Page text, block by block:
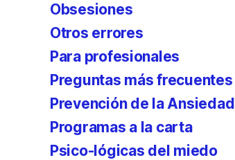
Obsesiones
Otros errores
Para profesionales
Preguntas más frecuentes
Prevención de la Ansiedad
Programas a la carta
Psico-lógicas del miedo